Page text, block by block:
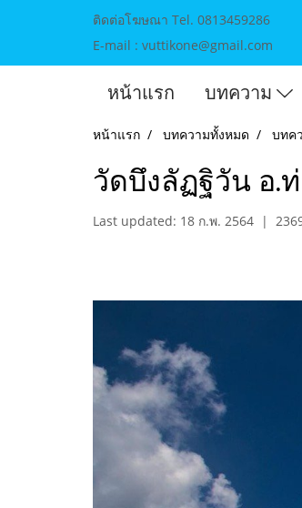
ติดต่อโฆษณา Tel. 0813459286
E-mail : vuttikone@gmail.com
หน้าแรก บทความ
หน้าแรก บทความทั้งหมด บทค
วัดบึงลัฏฐิวัน อ.
Last updated: 18 ก.พ. 2564 |